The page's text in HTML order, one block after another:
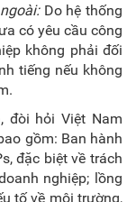
Do hệ thống
có yêu cầu công
không phải đối
tiếng nếu không
đòi hỏi Việt Nam
gồm: Ban hành
đặc biệt về trách
nghiệp; lồng
tố về môi trường,